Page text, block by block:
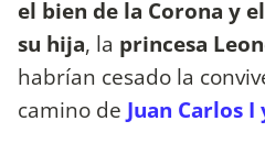
el bien de la Corona y
su hija, la princesa
habrían cesado la
camino de Juan Carlos